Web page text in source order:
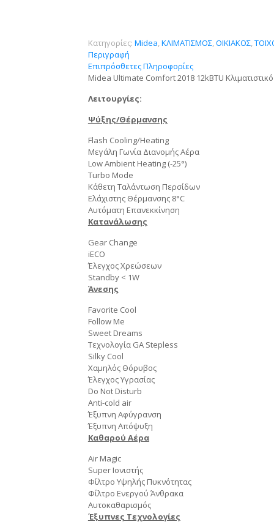
Κατηγορίες: Midea ΚΛΙΜΑΤΙΣΜΟΣ, ΟΙΚΙΑΚΟΣ,
Περιγραφή
Επιπρόσθετες Πληροφορίες
Midea Ultimate Comfort 2018 12kBTU
Λειτουργίες:
Ψύξης/Θέρμανσης
Flash Cooling/Heating
Μεγάλη Γωνία Διανομής Αέρα
Low Ambient Heating (-25°)
Turbo Mode
Κάθετη Ταλάντωση Περσίδων
Ελάχιστης Θέρμανσης 8°C
Αυτόματη Επανεκκίνηση
Κατανάλωσης
Gear Change
iECO
Έλεγχος Χρεώσεων
Standby < 1W
Άνεσης
Favorite Cool
Follow Me
Sweet Dreams
Τεχνολογία GA Stepless
Silky Cool
Χαμηλός Θόρυβος
Έλεγχος Υγρασίας
Do Not Disturb
Αnti-cold air
Έξυπνη Αφύγρανση
Έξυπνη Απόψυξη
Καθαρού Αέρα
Air Magic
Super Ιονιστής
Φίλτρο Υψηλής Πυκνότητας
Φίλτρο Ενεργού Άνθρακα
Αυτοκαθαρισμός
Έξυπνες Τεχνολογίες